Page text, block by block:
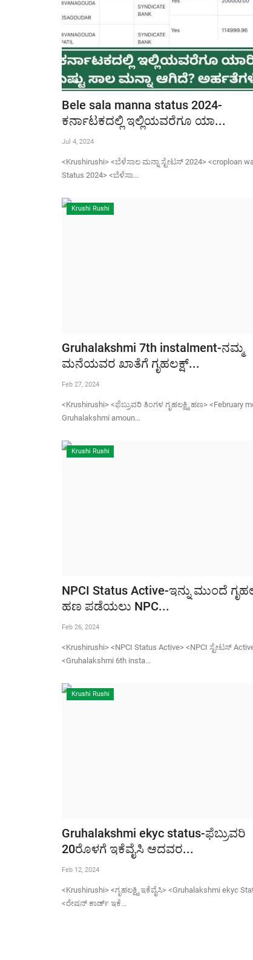
Bele sala manna status 2024-
ಕರ್ನಾಟಕದಲ್ಲಿ ಇಲ್ಲಿಯವರೆಗೂ ಯಾ...
Jul 4, 2024
<Krushirushi> <ಬೆಳೆಸಾಲ ಮನ್ನಾ ಸ್ಟೇಟಸ್ 2024> <croploan
Status 2024> <ಬೆಳೆಸಾ...
Krushi Rushi
Gruhalakshmi 7th instalment-ನಮ್ಮ
ಮನೆಯವರ ಖಾತೆಗೆ ಗೃಹಲಕ್ಷ್...
Feb 27, 2024
<Krushirushi> <ಫೆಬ್ರುವರಿ ತಿಂಗಳ ಗೃಹಲಕ್ಷ್ಮಿ ಹಣ> <February
Gruhalakshmi amoun...
Krushi Rushi
NPCI Status Active-ಇನ್ನು ಮುಂದೆ
ಹಣ ಪಡೆಯಲು NPC...
Feb 26, 2024
<Krushirushi> <NPCI Status Active> <NPCI ಸ್ಟೇಟಸ್
<Gruhalakshmi 6th insta...
Krushi Rushi
Gruhalakshmi ekyc status-ಫೆಬ್ರುವರಿ
20ರೊಳಗೆ ಇಕೆವೈಸಿ ಆದವರ...
Feb 12, 2024
<Krushirushi> <ಗೃಹಲಕ್ಷ್ಮಿ ಇಕೆವೈಸಿ> <Gruhalakshmi ekyc
<ರೇಷನ್ ಕಾರ್ಡ್ ಇಕೆ...